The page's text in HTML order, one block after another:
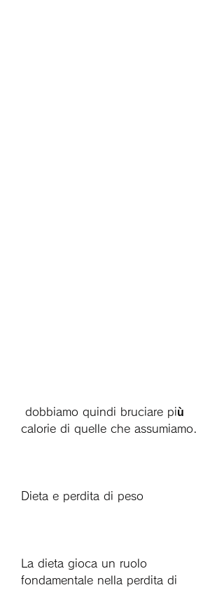
calorie di quelle che assumiamo.
Dieta e perdita di peso
La dieta gioca un ruolo
fondamentale nella perdita di